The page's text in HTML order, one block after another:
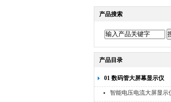
产品搜索
产品目录
01 数码管大屏幕显示仪
智能电压电流大屏显示